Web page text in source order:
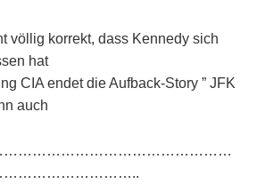
völlig korrekt, dass Kennedy sich
hat
CIA endet die Aufback-Story ” JFK
auch